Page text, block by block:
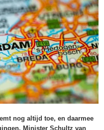
nog altijd toe, en daarmee
Minister Schultz van